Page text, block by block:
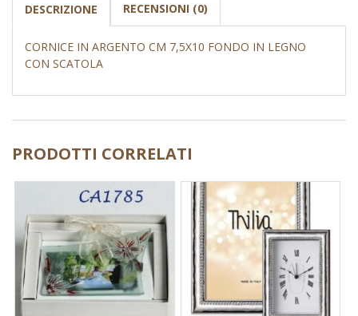
DESCRIZIONE RECENSIONI (0)
CORNICE IN ARGENTO CM 7,5X10 FONDO IN LEGNO
CON SCATOLA
PRODOTTI CORRELATI